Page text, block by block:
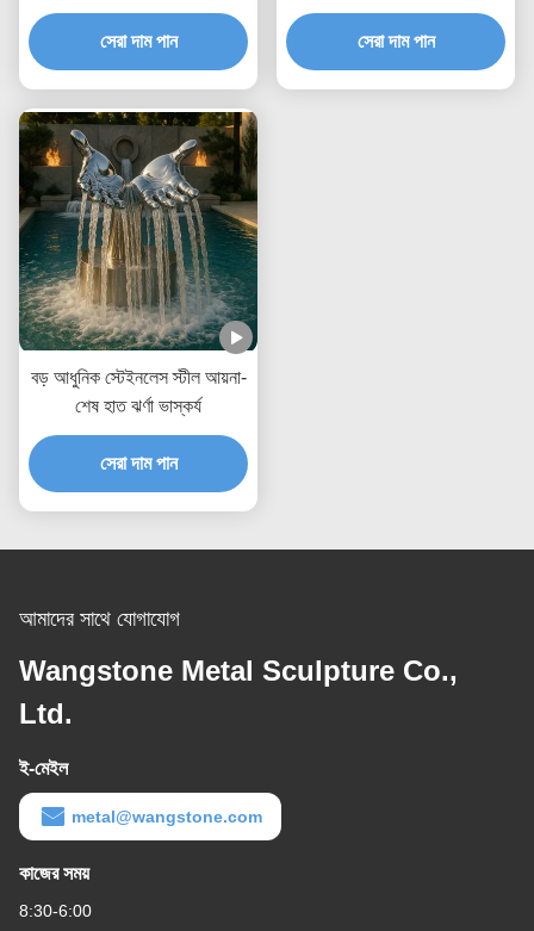
বিমূর্ত দ্বৈত
সেরা দাম পান
সেরা দাম পান
বড় আধুনিক স্টেইনলেস স্টীল আয়না-
শেষ হাত ঝর্ণা ভাস্কর্য
সেরা দাম পান
আমাদের সাথে যোগাযোগ
Wangstone Metal Sculpture Co.,
Ltd.
ই-মেইল
metal@wangstone.com
কাজের সময়
8:30-6:00